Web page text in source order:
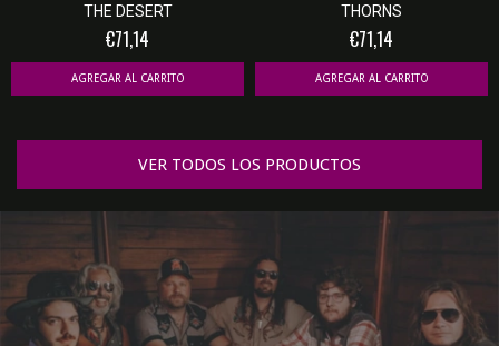
THE DESERT
€71,14
AGREGAR AL CARRITO
THORNS
€71,14
AGREGAR AL CARRITO
VER TODOS LOS PRODUCTOS